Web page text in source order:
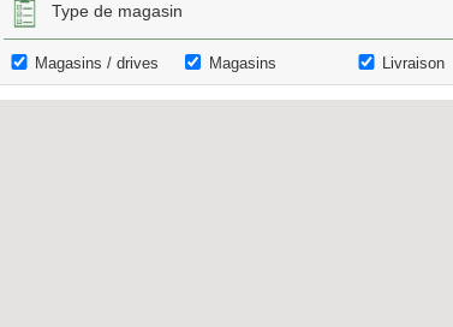
Type de magasin
Magasins / drives Magasins Livraison